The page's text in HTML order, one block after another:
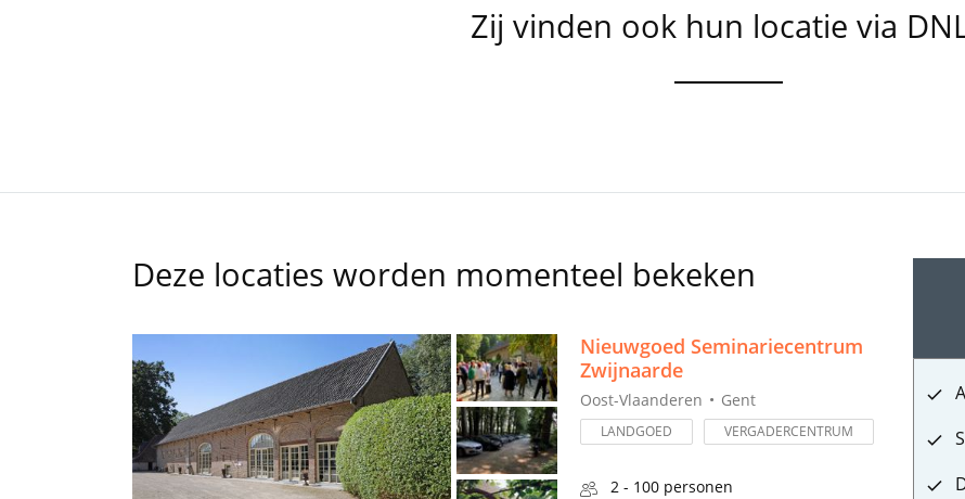
Zij vinden ook hun locatie via
Deze locaties worden momenteel bekeken
Nieuwgoed Seminariecentrum
Zwijnaarde
Oost-Vlaanderen Gent
LANDGOED VERGADERCENTRUM
2 - 100 personen